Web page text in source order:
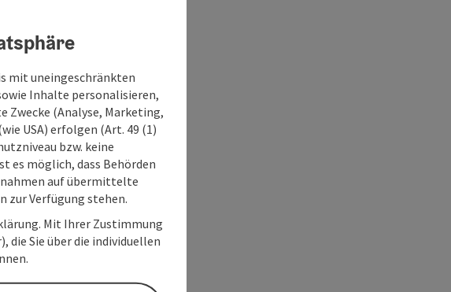
mit uneingeschränkten
Inhalte personalisieren,
Zwecke (Analyse, Marketing,
USA) erfolgen (Art. 49 (1)
bzw. keine
es möglich, dass Behörden
auf übermittelte
zur Verfügung stehen.
Mit Ihrer Zustimmung
die Sie über die individuellen